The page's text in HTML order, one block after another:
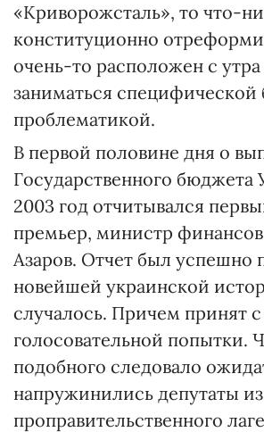
«Криворожсталь», то что-
конституционно
очень-то расположен с утра
заниматься
проблематикой.
В первой половине дня о
Государственного бюджета
2003 год отчитывался
премьер, министр
Азаров. Отчет был успешно
новейшей украинской
случалось. Причем принят
голосовательной попытки.
подобного следовало
напружинились депутаты из
проправительственного